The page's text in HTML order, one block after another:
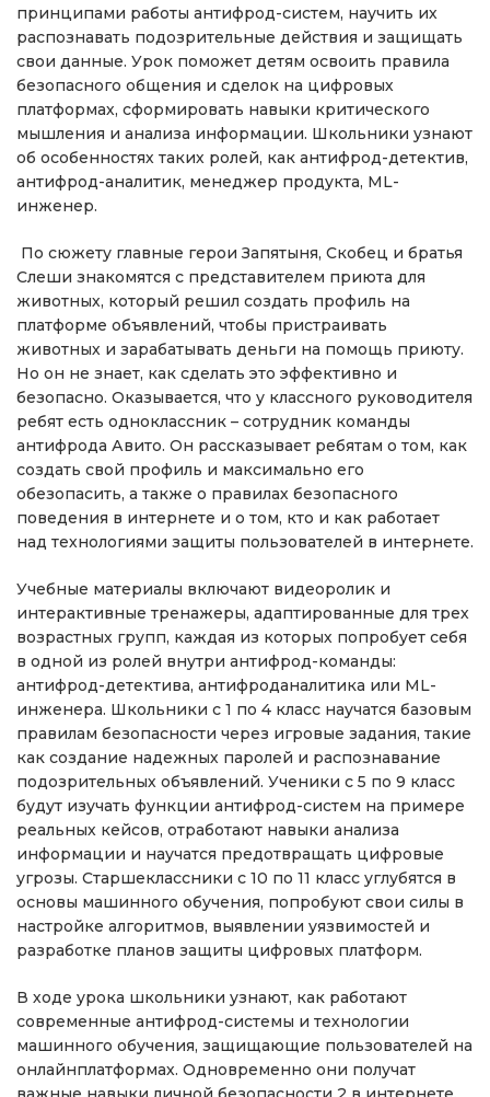
принципами работы антифрод-систем, научить их
распознавать подозрительные действия и защищать
свои данные. Урок поможет детям освоить правила
безопасного общения и сделок на цифровых
платформах, сформировать навыки критического
мышления и анализа информации. Школьники узнают
об особенностях таких ролей, как антифрод-детектив,
антифрод-аналитик, менеджер продукта, ML-
инженер.
По сюжету главные герои Запятыня, Скобец и братья
Слеши знакомятся с представителем приюта для
животных, который решил создать профиль на
платформе объявлений, чтобы пристраивать
животных и зарабатывать деньги на помощь приюту.
Но он не знает, как сделать это эффективно и
безопасно. Оказывается, что у классного руководителя
ребят есть одноклассник – сотрудник команды
антифрода Авито. Он рассказывает ребятам о том, как
создать свой профиль и максимально его
обезопасить, а также о правилах безопасного
поведения в интернете и о том, кто и как работает
над технологиями защиты пользователей в интернете.
Учебные материалы включают видеоролик и
интерактивные тренажеры, адаптированные для трех
возрастных групп, каждая из которых попробует себя
в одной из ролей внутри антифрод-команды:
антифрод-детектива, антифроданалитика или ML-
инженера. Школьники с 1 по 4 класс научатся базовым
правилам безопасности через игровые задания, такие
как создание надежных паролей и распознавание
подозрительных объявлений. Ученики с 5 по 9 класс
будут изучать функции антифрод-систем на примере
реальных кейсов, отработают навыки анализа
информации и научатся предотвращать цифровые
угрозы. Старшеклассники с 10 по 11 класс углубятся в
основы машинного обучения, попробуют свои силы в
настройке алгоритмов, выявлении уязвимостей и
разработке планов защиты цифровых платформ.
В ходе урока школьники узнают, как работают
современные антифрод-системы и технологии
машинного обучения, защищающие пользователей на
онлайнплатформах. Одновременно они получат